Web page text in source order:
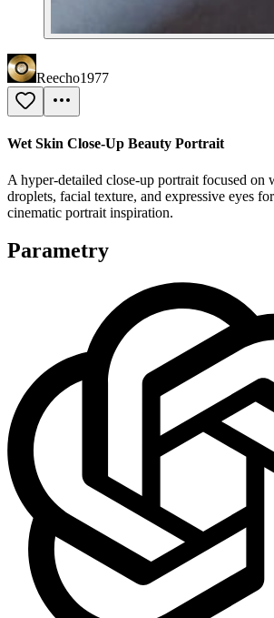
Reecho1977
Wet Skin Close-Up Beauty Portrait
A hyper-detailed close-up portrait focused on
droplets, facial texture, and expressive eyes
cinematic portrait inspiration.
Parametry